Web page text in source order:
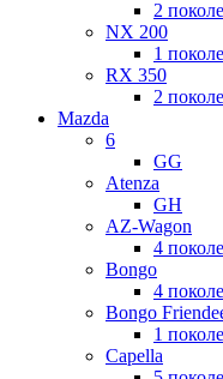
2
NX 200
1
RX 350
2
Mazda
6
GG
Atenza
GH
AZ-Wagon
4
Bongo
4
Bongo
1
Capella